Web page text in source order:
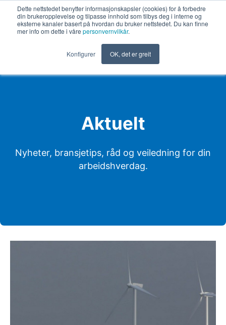
Dette nettstedet benytter informasjonskapsler (cookies) for å forbedre
din brukeropplevelse og tilpasse innhold som tilbys deg i interne og
eksterne kanaler basert på hvordan du bruker nettstedet. Du kan finne
mer info om dette i våre personvernvilkår.
Konfigurer OK, det er greit
NO
Aktuelt
Nyheter, bransjetips, råd og veiledning for din
arbeidshverdag.